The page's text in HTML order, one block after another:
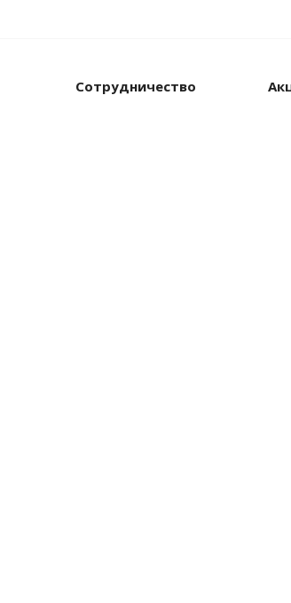
Сотрудничество